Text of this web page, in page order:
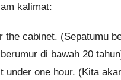
kalimat:
the cabinet. (Sepatumu
di bawah 20
under one hour. (Kita